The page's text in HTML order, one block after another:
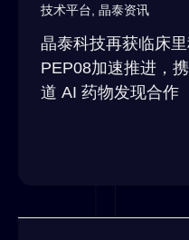
技术平台 晶泰资讯
晶泰科技再获临床
PEP08加速推进，
道 AI 药物发现合作